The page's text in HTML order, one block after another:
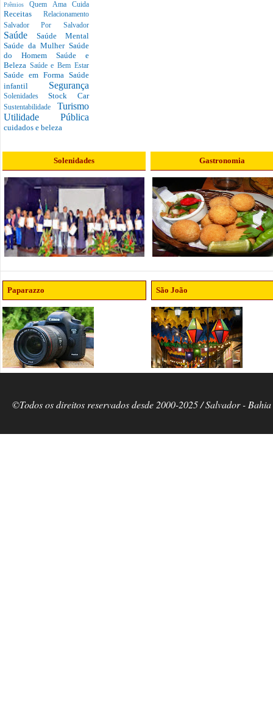
PrêmiosQuem Ama Cuida
Receitas Relacionamento
Salvador Por Salvador
Saúde Saúde Mental
Saúde da Mulher Saúde
do Homem Saúde e
Beleza Saúde e Bem Estar
Saúde em Forma Saúde
infantil Segurança
SolenidadesStock Car
Sustentabilidade Turismo
Utilidade Pública
cuidados e beleza
Solenidades Gastronomia
Paparazzo São João
©Todos os direitos reservados desde 2000-2025 / Salvador -